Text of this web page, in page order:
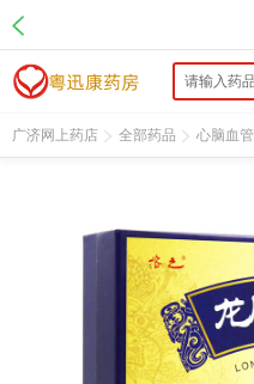
广济网上药店 全部药品 心脑血管
名 称：龙脑安神丸
品 牌：溶之
规 格：5g*6丸/盒
价 格：￥195.00
厂家：吉林恒金药业股份有限公司